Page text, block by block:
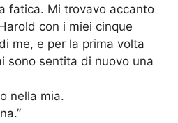
fatica. Mi trovavo accanto
con i miei cinque
me, e per la prima volta
sono sentita di nuovo una
nella mia.